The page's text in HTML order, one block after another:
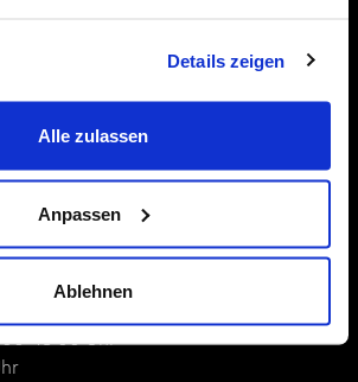
Details zeigen
Alle zulassen
Anpassen
Ablehnen
Personal Agentur
18:00 Uhr